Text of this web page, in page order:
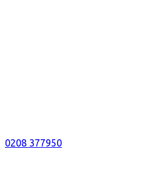
0208 377950